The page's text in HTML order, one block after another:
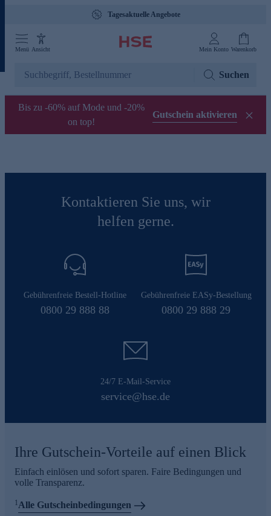
Tagesaktuelle Angebote
Menü Ansicht Mein Konto Warenkorb
Suchen
Bis zu -60% auf Mode und -20%
on top!
Gutschein aktivieren
Kontaktieren Sie uns, wir
helfen gerne.
Gebührenfreie Bestell-Hotline
0800 29 888 88
Gebührenfreie EASy-Bestellung
0800 29 888 29
24/7 E-Mail-Service
service@hse.de
Ihre Gutschein-Vorteile auf einen Blick
Einfach einlösen und sofort sparen. Faire Bedingungen und
volle Transparenz.
1Alle Gutscheinbedingungen